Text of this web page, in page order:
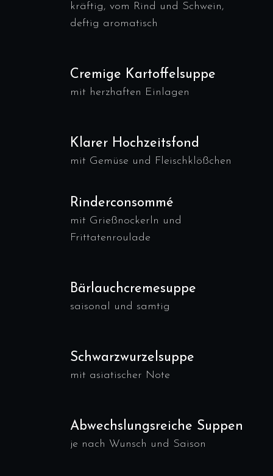
kräftig, vom Rind und Schwein,
deftig aromatisch
Cremige Kartoffelsuppe
mit herzhaften Einlagen
Klarer Hochzeitsfond
mit Gemüse und Fleischklößchen
Rinderconsommé
mit Grießnockerln und
Frittatenroulade
Bärlauchcremesuppe
saisonal und samtig
Schwarzwurzelsuppe
mit asiatischer Note
Abwechslungsreiche Suppen
je nach Wunsch und Saison